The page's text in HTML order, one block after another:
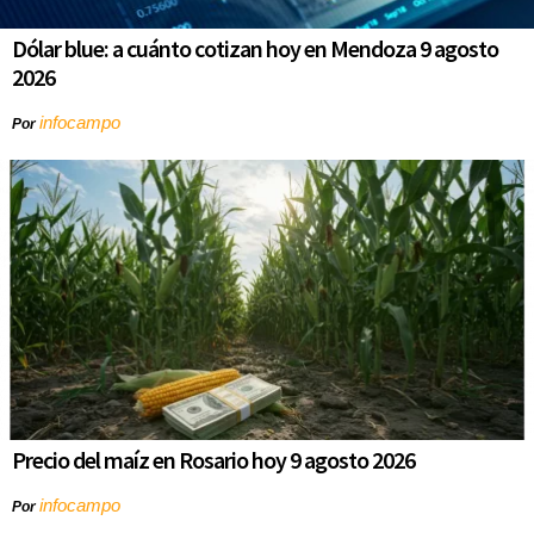
Dólar blue: a cuánto cotizan hoy en Mendoza 9 agosto
2026
Porinfocampo
Precio del maíz en Rosario hoy 9 agosto 2026
Porinfocampo